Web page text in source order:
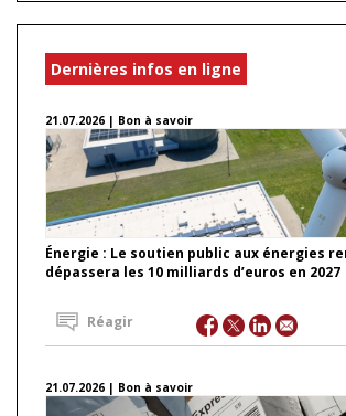
Dernières infos en ligne
21.07.2026 | Bon à savoir
Énergie : Le soutien public aux énergies
dépassera les 10 milliards d’euros en 2027
Réagir
21.07.2026 | Bon à savoir